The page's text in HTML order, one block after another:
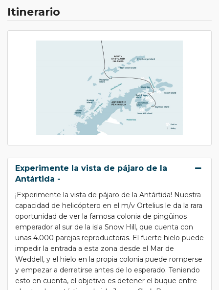
Itinerario
Experimente la vista de pájaro de la
Antártida -
¡Experimente la vista de pájaro de la Antártida! Nuestra
capacidad de helicóptero en el m/v Ortelius le da la rara
oportunidad de ver la famosa colonia de pingüinos
emperador al sur de la isla Snow Hill, que cuenta con
unas 4.000 parejas reproductoras. El fuerte hielo puede
impedir la entrada a esta zona desde el Mar de
Weddell, y el hielo en la propia colonia puede romperse
y empezar a derretirse antes de lo esperado. Teniendo
esto en cuenta, el objetivo es detener el buque entre